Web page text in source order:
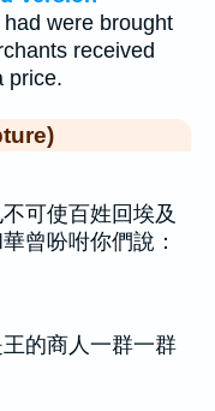
were brought
received
price.
可使百姓回埃及
曾吩咐你們說：
的商人一群一群